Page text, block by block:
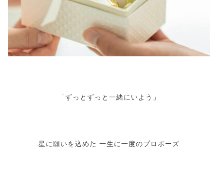
「ずっとずっと一緒にいよう」
星に願いを込めた 一生に一度のプロポーズ